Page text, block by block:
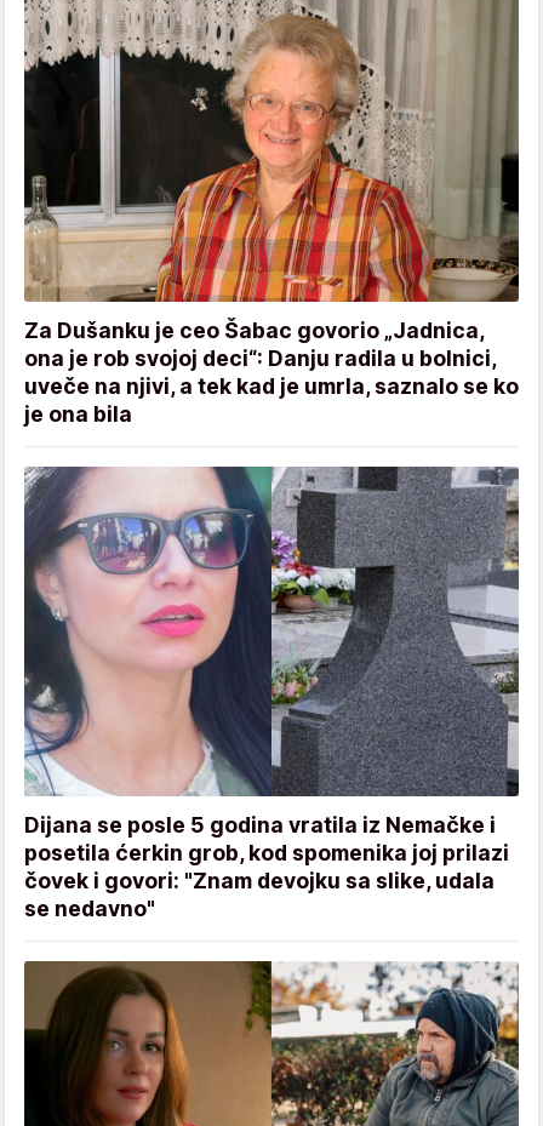
Za Dušanku je ceo Šabac govorio „Jadnica,
ona je rob svojoj deci“: Danju radila u bolnici,
uveče na njivi, a tek kad je umrla, saznalo se ko
je ona bila
Dijana se posle 5 godina vratila iz Nemačke i
posetila ćerkin grob, kod spomenika joj prilazi
čovek i govori: "Znam devojku sa slike, udala
se nedavno"